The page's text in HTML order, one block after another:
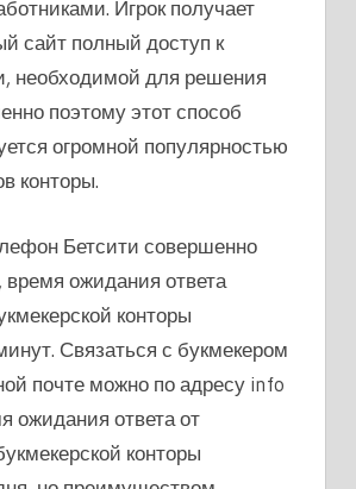
Игрок получает
сайт полный доступ к
необходимой для решения
поэтому этот способ
огромной популярностью
конторы.
Бетсити совершенно
ожидания ответа
конторы
Связаться с букмекером
почте можно по адресу info
ожидания ответа от
конторы